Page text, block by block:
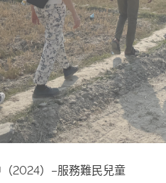
2024）–服務難民兒童